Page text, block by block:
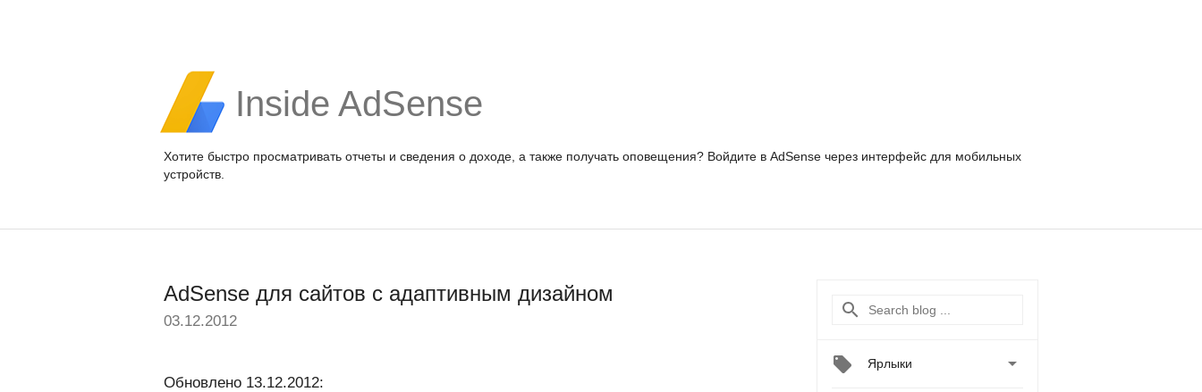
Inside AdSense
Хотите быстро просматривать отчеты и сведения о доходе, а также получать оповещения? Войдите в AdSense через интерфейс для мобильных
устройств.
AdSense для сайтов с адаптивным дизайном
03.12.2012
Обновлено 13.12.2012:
Ярлыки 